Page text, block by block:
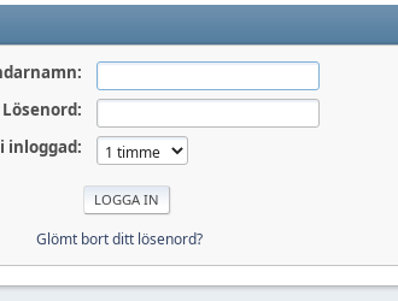
Lösenord:
inloggad:
Glömt bort ditt lösenord?